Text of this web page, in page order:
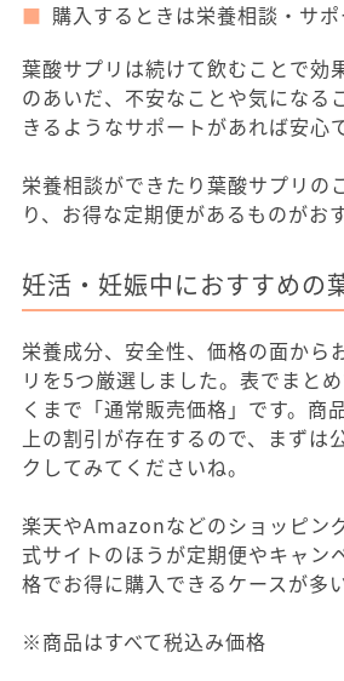
購入するときは栄養相談・サ
葉酸サプリは続けて飲むことで効
のあいだ、不安なことや気になる
きるようなサポートがあれば安心
栄養相談ができたり葉酸サプリの
り、お得な定期便があるものがお
妊活・妊娠中におすすめの
栄養成分、安全性、価格の面から
リを5つ厳選しました。表でまと
くまで「通常販売価格」です。商
上の割引が存在するので、まずは
クしてみてくださいね。
楽天やAmazonなどのショッピン
式サイトのほうが定期便やキャン
格でお得に購入できるケースが多
※商品はすべて税込み価格